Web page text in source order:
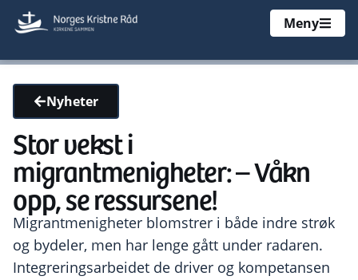
Meny
Nyheter
Stor vekst i
migrantmenigheter: – Våkn
opp, se ressursene!
Migrantmenigheter blomstrer i både indre strøk
og bydeler, men har lenge gått under radaren.
Integreringsarbeidet de driver og kompetansen